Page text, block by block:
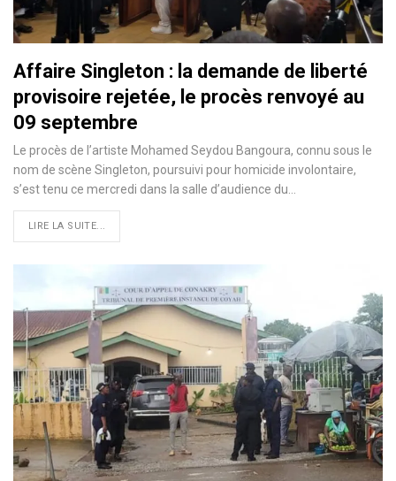
Affaire Singleton : la demande de liberté
provisoire rejetée, le procès renvoyé au
09 septembre
Le procès de l’artiste Mohamed Seydou Bangoura, connu sous le
nom de scène Singleton, poursuivi pour homicide involontaire,
s’est tenu ce mercredi dans la salle d’audience du…
LIRE LA SUITE...